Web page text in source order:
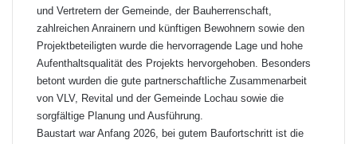
und Vertretern der Gemeinde, der Bauherrenschaft,
zahlreichen Anrainern und künftigen Bewohnern sowie den
Projektbeteiligten wurde die hervorragende Lage und hohe
Aufenthaltsqualität des Projekts hervorgehoben. Besonders
betont wurden die gute partnerschaftliche Zusammenarbeit
von VLV, Revital und der Gemeinde Lochau sowie die
sorgfältige Planung und Ausführung.
Baustart war Anfang 2026, bei gutem Baufortschritt ist die